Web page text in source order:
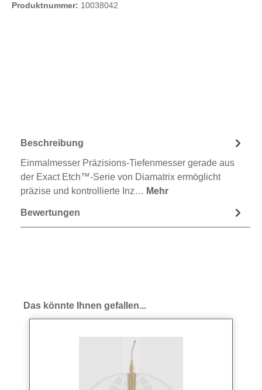
Produktnummer: 10038042
Beschreibung
Einmalmesser Präzisions-Tiefenmesser gerade aus
der Exact Etch™-Serie von Diamatrix ermöglicht
präzise und kontrollierte Inz… Mehr
Bewertungen
Produktgalerie überspringen
Das könnte Ihnen gefallen...